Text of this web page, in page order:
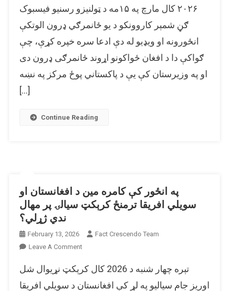
لاندې
ویډیو
او
انځورونو
ځانمرګی
ډرون
برید
کړی؟
۲۰۲۶ کال مارچ په ۱۵مه د ټولنیزو رسنیو فیسبوک
ګڼ شمېر کاروونکو د یو ځانمرګي ډرون الوتکې
انځورونه او ویډیو له دې ادعا سره خپره کړې، چې
ګواکې دا د افغان ځواکونو اړوند ځانمرګی ډرون دی
او په وزیرستان کې یې د پاکستاني پوځ مرکز په نښه
[…]
Continue Reading
په انځور کې کامره مین د افغانستان او
سویلي افریقا ترمنځ کرېکټ سیالۍ پر مهال
ندي ژړلي؟
February 13, 2026
Fact Crescendo Team
Leave A CommentOn
انځور
کې
تېره چهار شنبه د 2026 کال کرېکټ نړیوال شل
اوریز جام سیالیو په لړ کې افغانستان د سویلي افریقا